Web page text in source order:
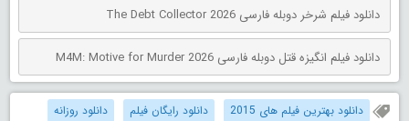
دانلود فیلم شرخر دوبله فارسی The Debt Collector 2026
دانلود فیلم انگیزه قتل دوبله فارسی M4M: Motive for Murder 2026
دانلود بهترین فیلم های 2015 دانلود رایگان فیلم
دانلود روزانه